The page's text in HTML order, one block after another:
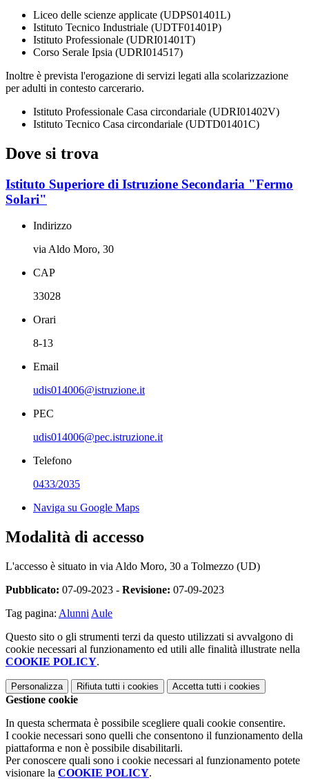
Liceo delle scienze applicate (UDPS01401L)
Istituto Tecnico Industriale (UDTF01401P)
Istituto Professionale (UDRI01401T)
Corso Serale Ipsia (UDRI014517)
Inoltre è prevista l'erogazione di servizi legati alla scolarizzazione
per adulti in contesto carcerario.
Istituto Professionale Casa circondariale (UDRI01402V)
Istituto Tecnico Casa circondariale (UDTD01401C)
Dove si trova
Istituto Superiore di Istruzione Secondaria "Fermo
Solari"
Indirizzo
via Aldo Moro, 30
CAP
33028
Orari
8-13
Email
udis014006@istruzione.it
PEC
udis014006@pec.istruzione.it
Telefono
0433/2035
Naviga su Google Maps
Modalità di accesso
L'accesso è situato in via Aldo Moro, 30 a Tolmezzo (UD)
Pubblicato: 07-09-2023 - Revisione: 07-09-2023
Tag pagina: Alunni Aule
Questo sito o gli strumenti terzi da questo utilizzati si avvalgono di
cookie necessari al funzionamento ed utili alle finalità illustrate nella
COOKIE POLICY.
Personalizza Rifiuta tutti i cookies Accetta tutti i cookies
Gestione cookie
In questa schermata è possibile scegliere quali cookie consentire.
I cookie necessari sono quelli che consentono il funzionamento della
piattaforma e non è possibile disabilitarli.
Per conoscere quali sono i cookie necessari al funzionamento potete
visionare la COOKIE POLICY.